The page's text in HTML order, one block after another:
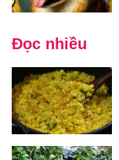
Đọc nhiều